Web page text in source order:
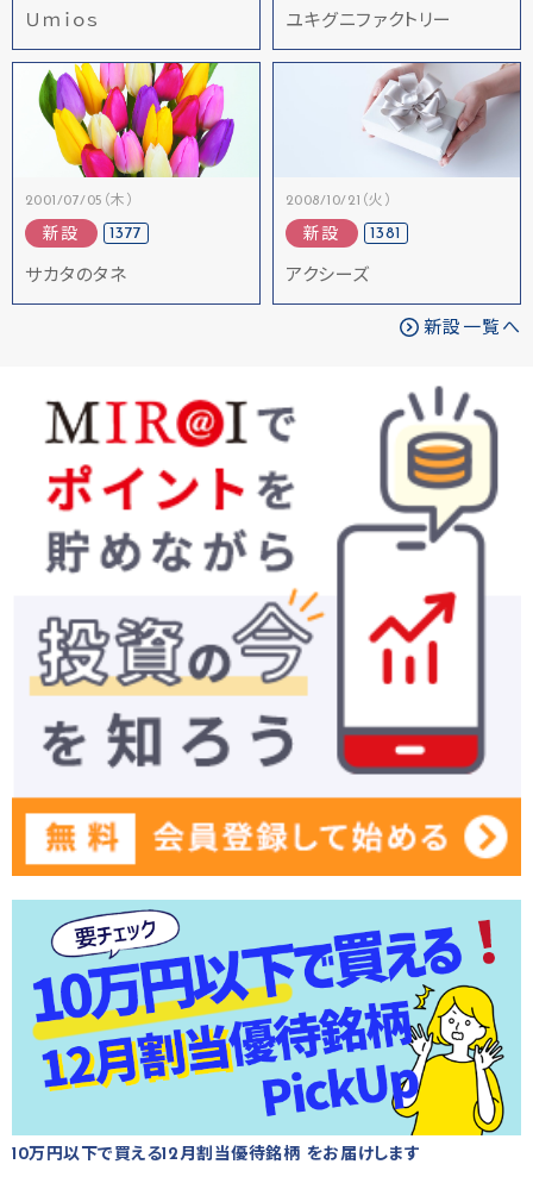
Ｕｍｉｏｓ ユキグニファクトリー
2001/07/05（木）
新設 1377
サカタのタネ
2008/10/21（火）
新設 1381
アクシーズ
新設一覧へ
10万円以下で買える12月割当優待銘柄 をお届けします